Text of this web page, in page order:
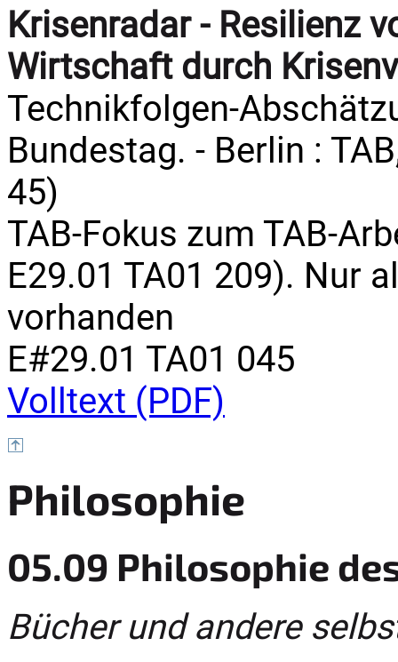
Krisenradar - Resilienz
Wirtschaft durch
Technikfolgen-
Bundestag. - Berlin :
45)
TAB-Fokus zum TAB-
E29.01 TA01 209). Nur
vorhanden
E#29.01 TA01 045
Volltext (PDF)
Philosophie
05.09 Philosophie
Bücher und andere